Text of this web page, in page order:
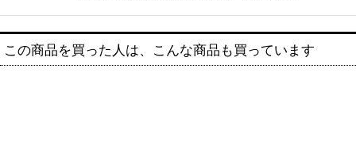
この商品を買った人は、こんな商品も買っています